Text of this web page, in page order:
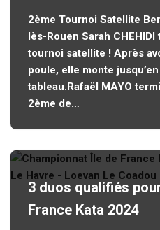
2ème Tournoi Satellite
lès-Rouen Sarah
tournoi satellite ! Après
poule, elle monte
tableau.Rafaël MAYO
2ème de…
3 duos qualifiés
France Kata 2024